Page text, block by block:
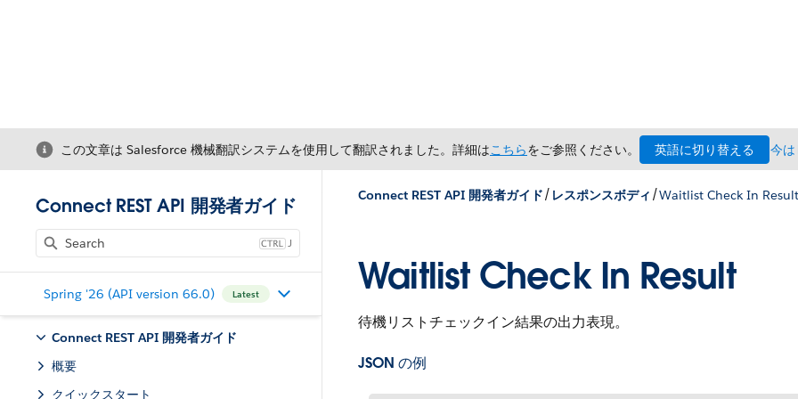
この文章は Salesforce 機械翻訳システムを使用して翻訳されました。詳細はこちらをご参照ください。 英語に切り替える 今は
Connect REST API 開発者ガイド
J
Spring '26 (API version 66.0) Latest
Connect REST API 開発者ガイド
概要
クイックスタート
Connect REST API 開発者ガイド/ レスポンスボディ /Waitlist Check In Result
Waitlist Check In Result
待機リストチェックイン結果の出力表現。
JSON の例